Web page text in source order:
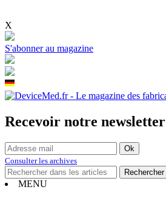
X
S'abonner au magazine
Recevoir notre newsletter
Consulter les archives
MENU